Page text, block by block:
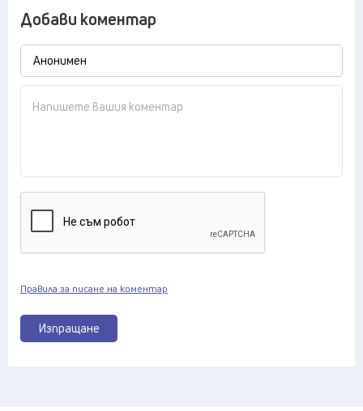
Добави коментар
Изпращане
Правила за писане на коментар